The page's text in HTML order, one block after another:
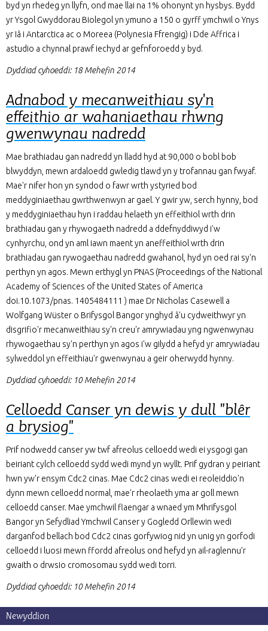
Newyddion
byd yn rhedeg yn llyfn, ond mae llai na 1% ohonynt yn hysbys. Bydd
yr Ysgol Gwyddorau Biolegol yn ymuno a 150 o gyrff ymchwil o Ynys
yr Iâ i Antarctica ac o Moreea (Polynesia Ffrengig) i Dde Affrica i
astudio a chynnal prawf iechyd ar gefnforoedd y byd.
Dyddiad cyhoeddi: 18 Mehefin 2014
Adnabod y mecanweithiau sy'n
effeithio ar wahaniaethau rhwng
gwenwynau nadredd
Mae brathiadau gan nadredd yn lladd hyd at 90,000 o bobl bob
blwyddyn, mewn ardaloedd gwledig tlawd yn y trofannau gan fwyaf.
Mae'r nifer hon yn syndod o fawr wrth ystyried bod
meddyginiaethau gwrthwenwyn ar gael. Y gwir yw, serch hynny, bod
y meddyginiaethau hyn i raddau helaeth yn effeithiol wrth drin
brathiadau gan y rhywogaeth nadredd a ddefnyddiwyd i'w
cynhyrchu, ond yn aml iawn maent yn aneffeithiol wrth drin
brathiadau gan rywogaethau nadredd gwahanol, hyd yn oed rai sy'n
perthyn yn agos. Mewn erthygl yn PNAS (Proceedings of the National
Academy of Sciences of the United States of America
doi.10.1073/pnas. 1405484111 ) mae Dr Nicholas Casewell a
Wolfgang Wüster o Brifysgol Bangor ynghyd â'u cydweithwyr yn
disgrifio'r mecanweithiau sy'n creu'r amrywiadau yng ngwenwynau
rhywogaethau sy'n perthyn yn agos i'w gilydd a hefyd yr amrywiadau
sylweddol yn effeithiau'r gwenwynau a geir oherwydd hynny.
Dyddiad cyhoeddi: 10 Mehefin 2014
Celloedd Canser yn dewis y dull "blêr
a brysiog"
Prif nodwedd canser yw twf afreolus celloedd wedi ei ysgogi gan
beiriant cylch celloedd sydd wedi mynd yn wyllt. Prif gydran y peiriant
hwn yw'r ensym Cdc2 cinas. Mae Cdc2 cinas wedi ei reoleiddio'n
dynn mewn celloedd normal, mae'r rheolaeth yma ar goll mewn
celloedd canser. Mae ymchwil flaengar a wnaed ym Mhrifysgol
Bangor yn Sefydliad Ymchwil Canser y Gogledd Orllewin wedi
darganfod bellach bod Cdc2 cinas gorfywiog nid yn unig yn gorfodi
celloedd i luosi mewn ffordd afreolus ond hefyd yn ail-raglennu’r
gwaith o drwsio cromosomau sydd wedi torri.
Dyddiad cyhoeddi: 10 Mehefin 2014